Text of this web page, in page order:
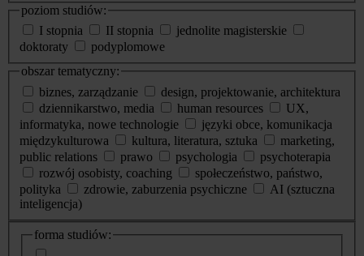
poziom studiów:
I stopnia
II stopnia
jednolite magisterskie
doktoraty
podyplomowe
obszar tematyczny:
biznes, zarządzanie
design, projektowanie, architektura
dziennikarstwo, media
human resources
UX,
informatyka, nowe technologie
języki obce, komunikacja
międzykulturowa
kultura, literatura, sztuka
marketing,
public relations
prawo psychologia
psychoterapia
rozwój osobisty, coaching
społeczeństwo, państwo,
polityka
zdrowie, zaburzenia psychiczne
AI (sztuczna
inteligencja)
dodatkowe
informacje
forma studiów: